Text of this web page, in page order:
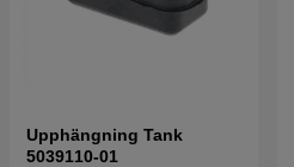
Upphängning Tank
5039110-01